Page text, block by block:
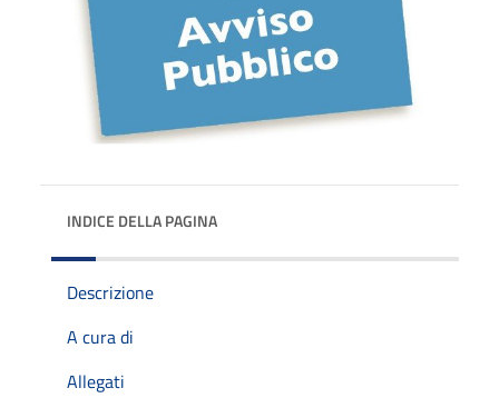
INDICE DELLA PAGINA
Descrizione
A cura di
Allegati